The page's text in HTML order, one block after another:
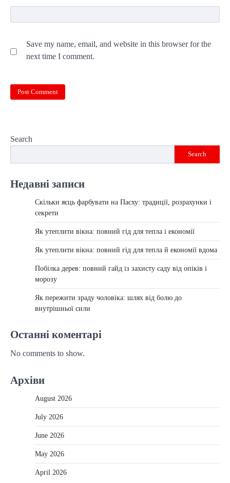
Save my name, email, and website in this browser for the
next time I comment.
Search
Search
Недавні записи
Скільки яєць фарбувати на Пасху: традиції, розрахунки і
секрети
Як утеплити вікна: повний гід для тепла і економії
Як утеплити вікна: повний гід для тепла й економії вдома
Побілка дерев: повний гайд із захисту саду від опіків і
морозу
Як пережити зраду чоловіка: шлях від болю до
внутрішньої сили
Останні коментарі
No comments to show.
Архіви
August 2026
July 2026
June 2026
May 2026
April 2026